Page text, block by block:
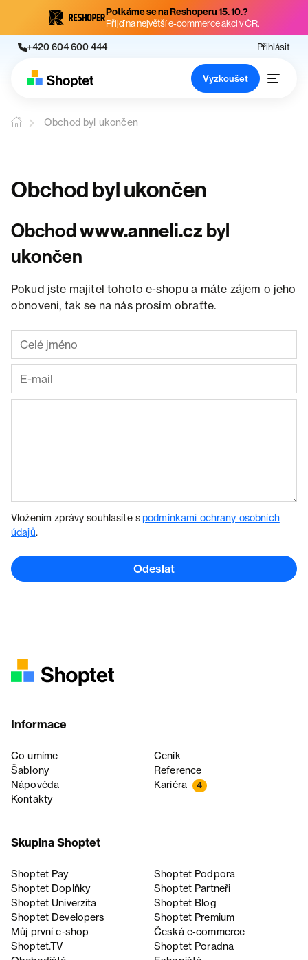
Potkáme se na Reshoperu 15. 10.?
Přijď na největší e-commerce akci v ČR.
+420 604 600 444 Přihlásit
Vyzkoušet
Obchod byl ukončen
Obchod byl ukončen
Obchodwww.anneli.cz byl
ukončen
Pokud jste majitel tohoto e-shopu a máte zájem o jeho
obnovení, tak se na nás prosím obraťte.
Vložením zprávy souhlasíte spodmínkami ochrany osobních
údajů.
Odeslat
Informace
Co umíme
Ceník
Šablony
Reference
Nápověda
Kariéra 4
Kontakty
Skupina Shoptet
Shoptet Pay
Shoptet Podpora
Shoptet Doplňky
Shoptet Partneři
Shoptet Univerzita
Shoptet Blog
Shoptet Developers
Shoptet Premium
Můj první e-shop
Česká e‑commerce
Shoptet.TV
Shoptet Poradna